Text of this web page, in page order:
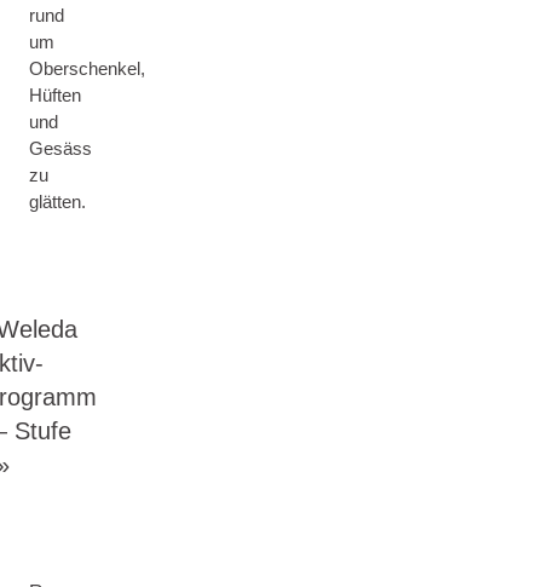
rund
um
Oberschenkel,
Hüften
und
Gesäss
zu
glätten.
Stufe